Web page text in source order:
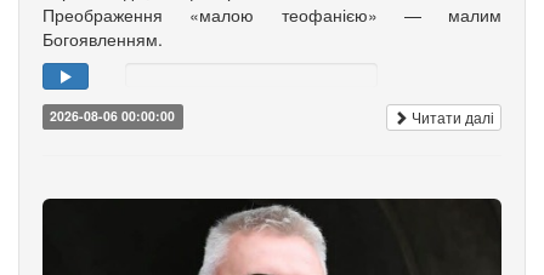
Преображення «малою теофанією» — малим
Богоявленням.
2026-08-06 00:00:00 Читати далі